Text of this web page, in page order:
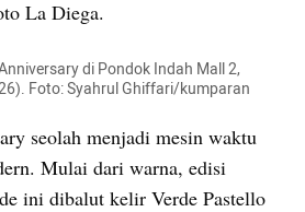
La Diega.
di Pondok Indah Mall 2,
Foto: Syahrul Ghiffari/kumparan
seolah menjadi mesin waktu
Mulai dari warna, edisi
ini dibalut kelir Verde Pastello